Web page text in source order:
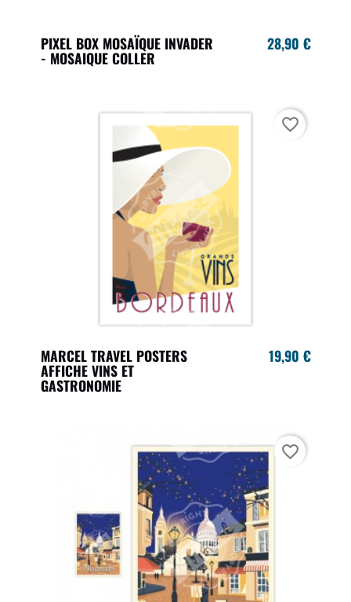
PIXEL BOX MOSAÏQUE INVADER
- MOSAIQUE COLLER
28,90 €
MARCEL TRAVEL POSTERS
AFFICHE VINS ET
GASTRONOMIE
19,90 €
favorite_border
favorite_border